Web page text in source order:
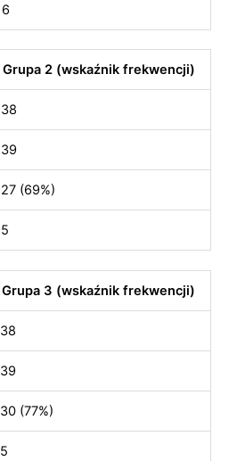
6
Grupa 2 (wskaźnik frekwencji)
38
39
27 (69%)
5
Grupa 3 (wskaźnik frekwencji)
38
39
30 (77%)
5